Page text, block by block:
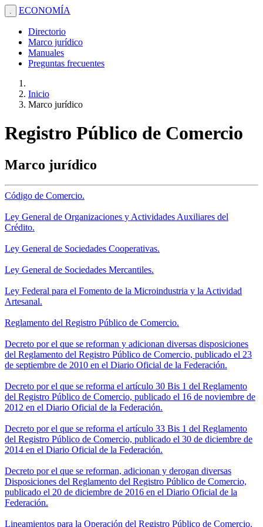
. ECONOMÍA
Directorio
Marco jurídico
Manuales
Preguntas frecuentes
Inicio
Marco jurídico
Registro Público de Comercio
Marco jurídico
Código de Comercio.
Ley General de Organizaciones y Actividades Auxiliares del
Crédito.
Ley General de Sociedades Cooperativas.
Ley General de Sociedades Mercantiles.
Ley Federal para el Fomento de la Microindustria y la Actividad
Artesanal.
Reglamento del Registro Público de Comercio.
Decreto por el que se reforman y adicionan diversas disposiciones
del Reglamento del Registro Público de Comercio, publicado el 23
de septiembre de 2010 en el Diario Oficial de la Federación.
Decreto por el que se reforma el artículo 30 Bis 1 del Reglamento
del Registro Público de Comercio, publicado el 16 de noviembre de
2012 en el Diario Oficial de la Federación.
Decreto por el que se reforma el artículo 33 Bis 1 del Reglamento
del Registro Público de Comercio, publicado el 30 de diciembre de
2014 en el Diario Oficial de la Federación.
Decreto por el que se reforman, adicionan y derogan diversas
Disposiciones del Reglamento del Registro Público de Comercio,
publicado el 20 de diciembre de 2016 en el Diario Oficial de la
Federación.
Lineamientos para la Operación del Registro Público de Comercio.